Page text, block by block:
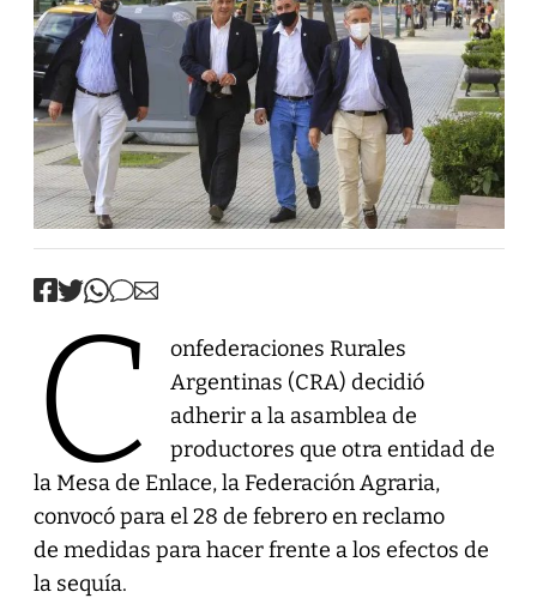
C
onfederaciones Rurales
Argentinas (CRA) decidió
adherir a la asamblea de
productores que otra entidad de
la Mesa de Enlace, la Federación Agraria,
convocó para el 28 de febrero en reclamo
de medidas para hacer frente a los efectos de
la sequía.